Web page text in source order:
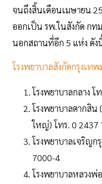
จนถึงสิ้นเดือนเมษายน
ออกเป็น รพ.ในสังกัด กท
นอกสถานที่อีก 5 แห่ง ดัง
โรงพยาบาลสังกัดกรุงเท
โรงพยาบาลกลาง
โรงพยาบาลตากสิ
ใหญ่) โทร. 0 2437
โรงพยาบาลเจริญก
7000-4
โรงพยาบาลหลวง